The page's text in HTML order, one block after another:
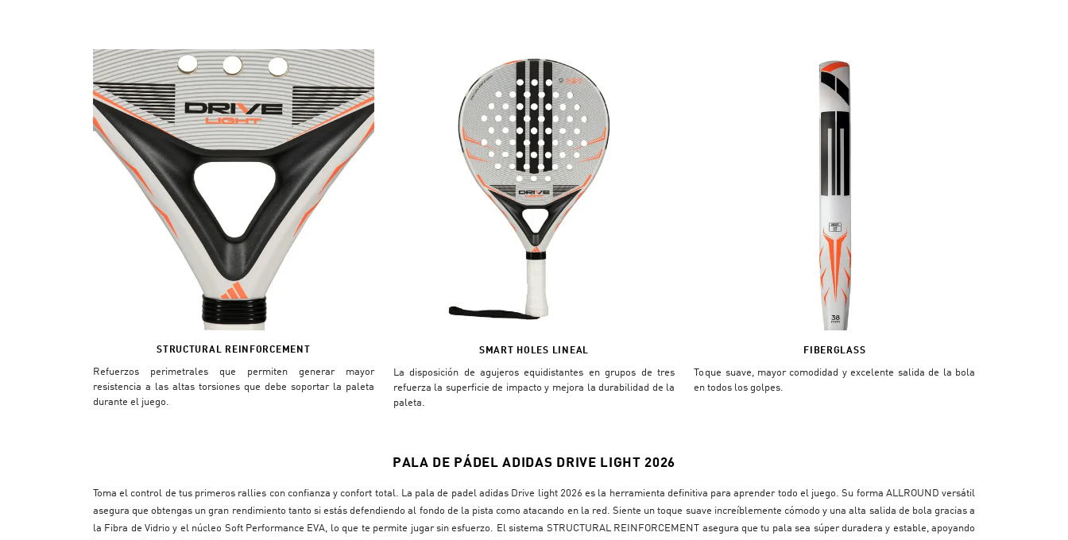
STRUCTURAL REINFORCEMENT
Refuerzos perimetrales que permiten generar mayor
resistencia a las altas torsiones que debe soportar la paleta
durante el juego.
SMART HOLES LINEAL
La disposición de agujeros equidistantes en grupos de tres
refuerza la superficie de impacto y mejora la durabilidad de la
paleta.
FIBERGLASS
Toque suave, mayor comodidad y excelente salida de la bola
en todos los golpes.
PALA DE PÁDEL ADIDAS DRIVE LIGHT 2026
Toma el control de tus primeros rallies con confianza y confort total. La pala de padel adidas Drive light 2026 es la herramienta definitiva para aprender todo el juego. Su forma ALLROUND versátil
asegura que obtengas un gran rendimiento tanto si estás defendiendo al fondo de la pista como atacando en la red. Siente un toque suave increíblemente cómodo y una alta salida de bola gracias a
la Fibra de Vidrio y el núcleo Soft Performance EVA, lo que te permite jugar sin esfuerzo. El sistema STRUCTURAL REINFORCEMENT asegura que tu pala sea súper duradera y estable, apoyando